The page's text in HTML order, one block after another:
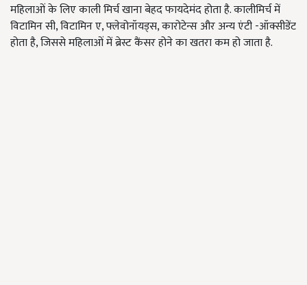
महिलाओं के लिए काली मिर्च खाना बेहद फायदेमंद होता है. कालीमिर्च में
विटामिन सी, विटामिन ए, फ्लेवोनॉयड्स, कारोटेन्स और अन्य एंटी -ऑक्सीडेंट
होता है, जिससे महिलाओं में ब्रेस्ट कैंसर होने का खतरा कम हो जाता है.